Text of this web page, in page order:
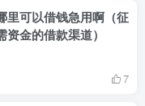
里可以借钱急用啊（征
金的借款渠道）
7